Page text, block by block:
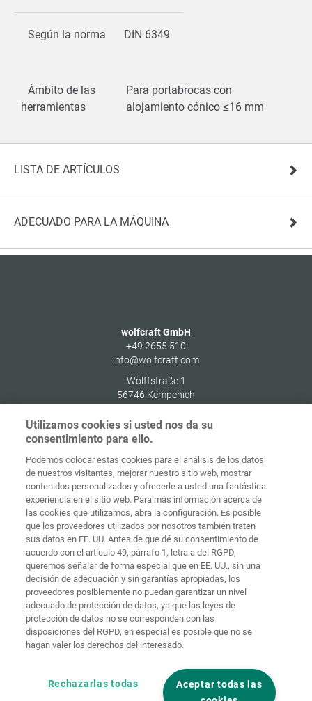
Según la norma DIN 6349
Ámbito de las
herramientas
Para portabrocas con
alojamiento cónico ≤16 mm
LISTA DE ARTÍCULOS
ADECUADO PARA LA MÁQUINA
wolfcraft GmbH
+49 2655 510
info@wolfcraft.com
Wolffstraße 1
56746 Kempenich
Inicio Contacto Aviso legal
Protección de
datos
Términos y
condiciones
generales
Políticas de
cookies Iniciar sesión
Declaración
accesibilidad
Ajustes de cookies
Utilizamos cookies si usted nos da su
consentimiento para ello.
Podemos colocar estas cookies para el análisis de los datos
de nuestros visitantes, mejorar nuestro sitio web, mostrar
contenidos personalizados y ofrecerle a usted una fantástica
experiencia en el sitio web. Para más información acerca de
las cookies que utilizamos, abra la configuración. Es posible
que los proveedores utilizados por nosotros también traten
sus datos en EE. UU. Antes de que dé su consentimiento de
acuerdo con el artículo 49, párrafo 1, letra a del RGPD,
queremos señalar de forma especial que en EE. UU., sin una
decisión de adecuación y sin garantías apropiadas, los
proveedores posiblemente no puedan garantizar un nivel
adecuado de protección de datos, ya que las leyes de
protección de datos no se corresponden con las
disposiciones del RGPD, en especial es posible que no se
hagan valer los derechos del interesado.
Aceptar todas las
Rechazarlas todas